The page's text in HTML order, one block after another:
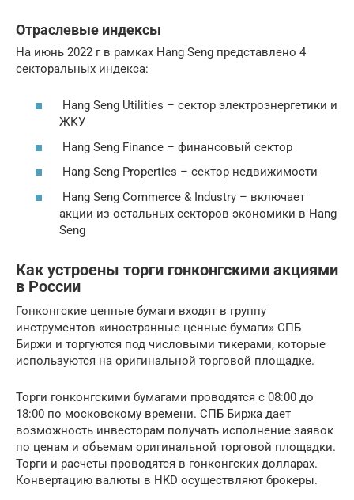
Отраслевые индексы
На июнь 2022 г в рамках Hang Seng представлено 4
секторальных индекса:
Hang Seng Utilities – сектор электроэнергетики и
ЖКУ
Hang Seng Finance – финансовый сектор
Hang Seng Properties – сектор недвижимости
Hang Seng Commerce & Industry – включает
акции из остальных секторов экономики в Hang
Seng
Как устроены торги гонконгскими акциями
в России
Гонконгские ценные бумаги входят в группу
инструментов «иностранные ценные бумаги» СПБ
Биржи и торгуются под числовыми тикерами, которые
используются на оригинальной торговой площадке.
Торги гонконгскими бумагами проводятся с 08:00 до
18:00 по московскому времени. СПБ Биржа дает
возможность инвесторам получать исполнение заявок
по ценам и объемам оригинальной торговой площадки.
Торги и расчеты проводятся в гонконгских долларах.
Конвертацию валюты в HKD осуществляют брокеры.